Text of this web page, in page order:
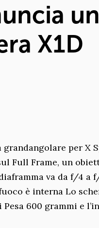
X1D
per X
Full Frame, un
va da f/4 a
è interna Lo
600 grammi e